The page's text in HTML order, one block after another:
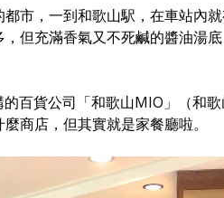
市，一到和歌山駅，在車站內
但充滿香氣又不死鹹的醬油湯
的百貨公司「和歌山MIO」（和
商店，但其實就是家餐廳啦。